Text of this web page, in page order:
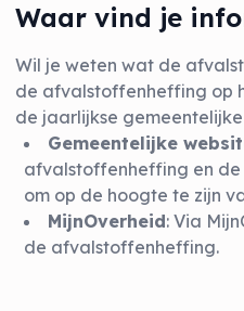
Waar vind je
Wil je weten wat de
de afvalstoffenheffing op
de jaarlijkse
Gemeentelijke
afvalstoffenheffing en de
om op de hoogte te zijn
MijnOverheid: Via
de afvalstoffenheffing.